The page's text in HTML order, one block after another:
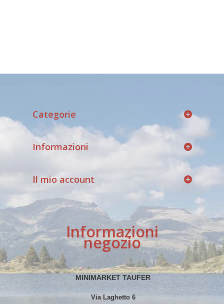
Categorie
Informazioni
Il mio account
Informazioni
negozio
MINIMARKET TAUFER
Via Laghetto 6